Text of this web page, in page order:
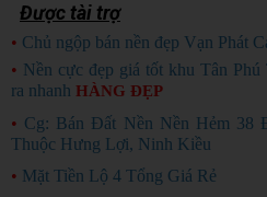
Được tài trợ
• Chủ ngộp bán nền đẹp Vạn Phát
• Nền cực đẹp giá tốt khu Tân
ra nhanh HÀNG ĐẸP
• Cg: Bán Đất Nền Nền Hẻm 38
Thuộc Hưng Lợi, Ninh Kiều
• Mặt Tiền Lộ 4 Tổng Giá Rẻ